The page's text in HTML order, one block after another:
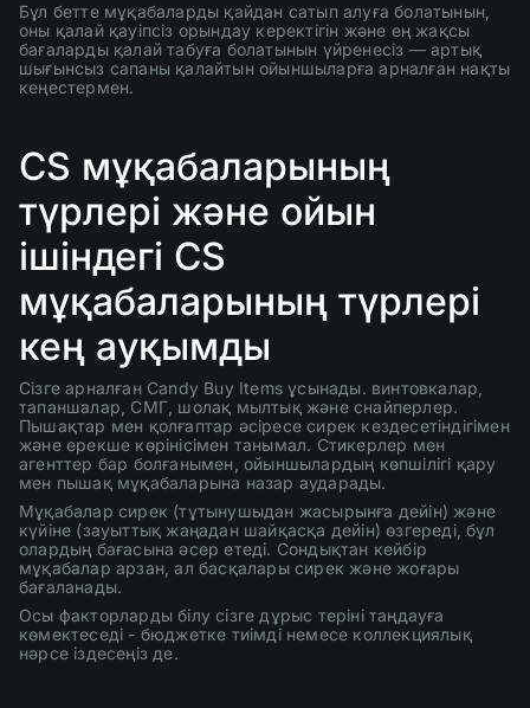
Бұл бетте мұқабаларды қайдан сатып алуға болатынын,
оны қалай қауіпсіз орындау керектігін және ең жақсы
бағаларды қалай табуға болатынын үйренесіз — артық
шығынсыз сапаны қалайтын ойыншыларға арналған нақты
кеңестермен.
CS мұқабаларының
түрлері және ойын
ішіндегі CS
мұқабаларының түрлері
кең ауқымды
Сізге арналған Candy Buy Items ұсынады. винтовкалар,
тапаншалар, СМГ, шолақ мылтық және снайперлер.
Пышақтар мен қолғаптар әсіресе сирек кездесетіндігімен
және ерекше көрінісімен танымал. Стикерлер мен
агенттер бар болғанымен, ойыншылардың көпшілігі қару
мен пышақ мұқабаларына назар аударады.
Мұқабалар сирек (тұтынушыдан жасырынға дейін) және
күйіне (зауыттық жаңадан шайқасқа дейін) өзгереді, бұл
олардың бағасына әсер етеді. Сондықтан кейбір
мұқабалар арзан, ал басқалары сирек және жоғары
бағаланады.
Осы факторларды білу сізге дұрыс теріні таңдауға
көмектеседі - бюджетке тиімді немесе коллекциялық
нәрсе іздесеңіз де.